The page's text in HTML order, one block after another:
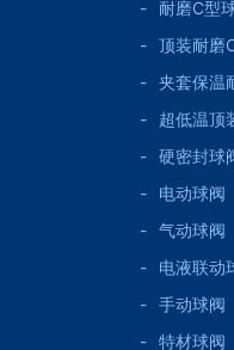
耐磨C型
顶装耐磨
夹套保温
超低温顶
硬密封球
电动球阀
气动球阀
电液联动
手动球阀
特材球阀